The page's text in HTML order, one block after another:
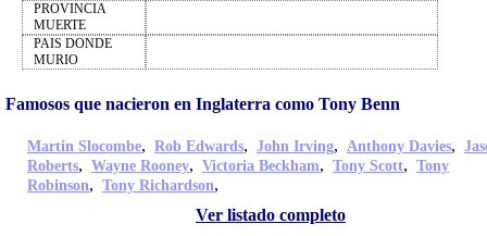
PROVINCIA
MUERTE
PAIS DONDE
MURIO
Famosos que nacieron en Inglaterra como Tony Benn
Martin Slocombe, Rob Edwards, John Irving, Anthony Davies,
Roberts, Wayne Rooney, Victoria Beckham, Tony Scott, Tony
Robinson, Tony Richardson,
Ver listado completo